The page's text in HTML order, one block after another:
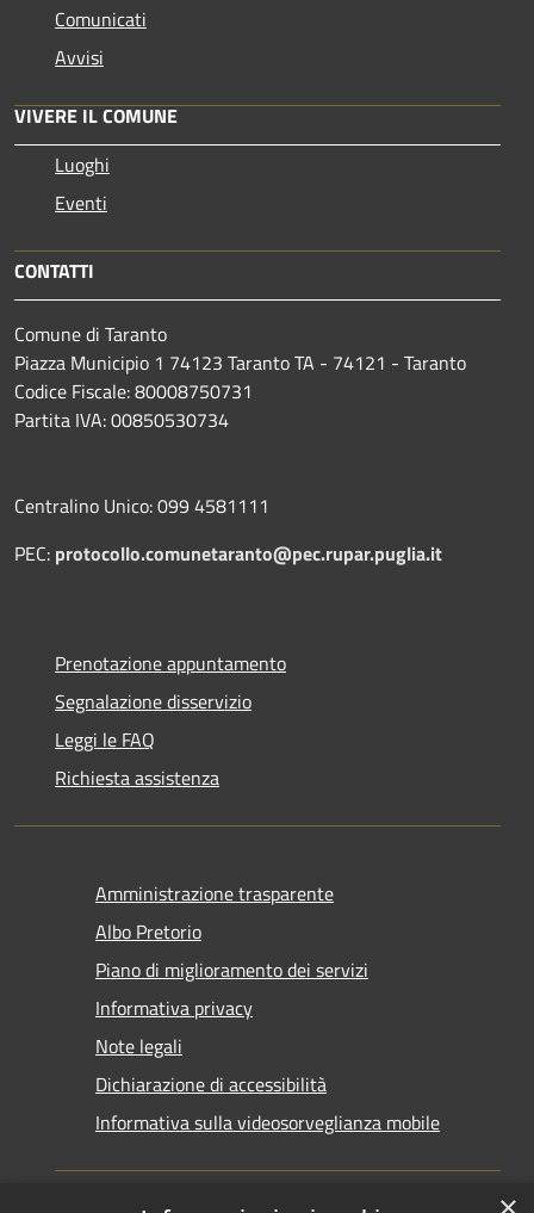
Comunicati
Avvisi
VIVERE IL COMUNE
Luoghi
Eventi
CONTATTI
Comune di Taranto
Piazza Municipio 1 74123 Taranto TA - 74121 - Taranto
Codice Fiscale: 80008750731
Partita IVA: 00850530734
Centralino Unico: 099 4581111
PEC: protocollo.comunetaranto@pec.rupar.puglia.it
Prenotazione appuntamento
Segnalazione disservizio
Leggi le FAQ
Richiesta assistenza
Amministrazione trasparente
Albo Pretorio
Piano di miglioramento dei servizi
Informativa privacy
Note legali
Dichiarazione di accessibilità
Informativa sulla videosorveglianza mobile